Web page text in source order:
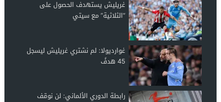
غريليش يستهدف الحصول على
“الثلاثية” مع سيتي
غوارديولا: لم نشتري غريليش ليسجل
45 هدفً
رابطة الدوري الألماني: لن نوقف